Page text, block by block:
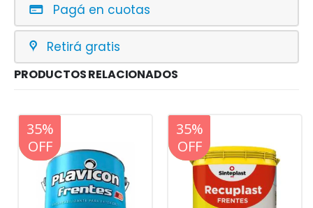
Pagá en cuotas
Retirá gratis
PRODUCTOS RELACIONADOS
20%
OFF
35%
OFF
20%
OFF
35%
OFF